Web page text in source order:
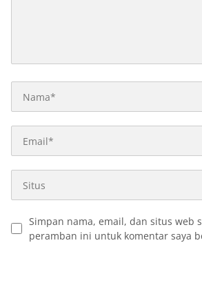
Simpan nama, email, dan situs web
peramban ini untuk komentar saya